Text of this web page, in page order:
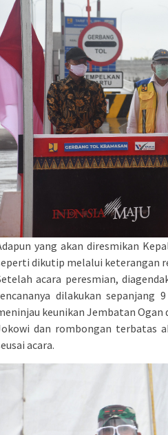
yang akan diresmikan
dikutip melalui keterangan
acara peresmian,
dilakukan
keunikan Jembatan Ogan
dan rombongan terbatas
acara.